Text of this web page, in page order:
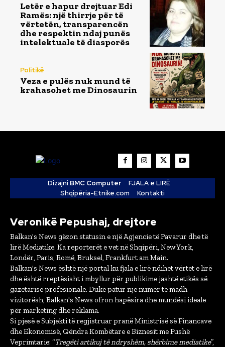
Letër e hapur drejtuar Edi
Ramës: një thirrje për të
vërtetën, transparencën
dhe respektin ndaj punës
intelektuale të diasporës
Politikë
Veza e pulës nuk mund të
krahasohet me Dinosaurin
Dizajni:BMC Computer
FJALA e LIRË
Shqipëria-Etnike.com
Kontakti
Veronikë Pepushaj, drejtore
Balkan's News gëzon statusin e një Agjencie të Pavarur dhe të
lirë Mediatike. Ka reporterët e vet në Shqipëri, New York,
Londër, Paris, Romë, Bruksel, Frankfurt am Main.
Balkan's News është një portal ku fjala e lirë ndihet vërtet e lirë
dhe është rreptësisht i mbyllur për publikime jashtë etikës së
gazetarisë profesionale. Duke patur një numër të madh
vizitorësh, Balkan's News ofron hapësira dhe mundësi ideale
për marketing dhe reklama.
Si pjesë e Subjekti të regjistruar pranë Ministrisë së Financave
dhe Ekonomisë, Qëndra Kombëtare e Biznesit me Fushë
Veprimtarie: “Tregëti artikuj të ndryshëm, shërbime mediatike”,